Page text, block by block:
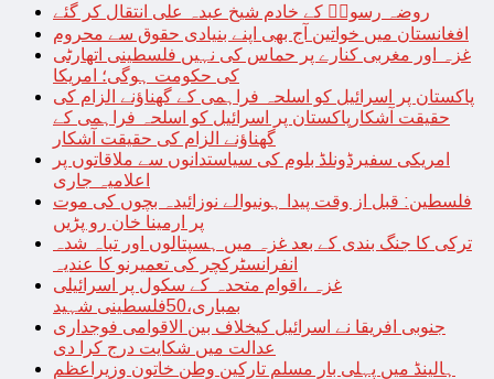
روضہ رسولؐ کے خادم شیخ عبدہ علی انتقال کر گئے
افغانستان میں خواتین آج بھی اپنے بنیادی حقوق سے محروم
غزہ اور مغربی کنارے پر حماس کی نہیں فلسطینی اتھارٹی
کی حکومت ہوگی؛ امریکا
پاکستان پر اسرائیل کو اسلحہ فراہمی کے گھناؤنے الزام کی
حقیقت آشکارپاکستان پر اسرائیل کو اسلحہ فراہمی کے
گھناؤنے الزام کی حقیقت آشکار
امریکی سفیرڈونلڈ بلوم کی سیاستدانوں سے ملاقاتوں پر
اعلامیہ جاری
فلسطین: قبل از وقت پیدا ہونیوالے نوزائیدہ بچوں کی موت
پر ارمینا خان رو پڑیں
ترکی کا جنگ بندی کے بعد غزہ میں ہسپتالوں اور تباہ شدہ
انفرانسٹرکچر کی تعمیرنو کا عندیہ
غزہ ،اقوام متحدہ کے سکول پر اسرائیلی
بمباری،50فلسطینی شہید
جنوبی افریقا نے اسرائیل کیخلاف بین الاقوامی فوجداری
عدالت میں شکایت درج کرا دی
ہالینڈ میں پہلی بار مسلم تارکین وطن خاتون وزیراعظم